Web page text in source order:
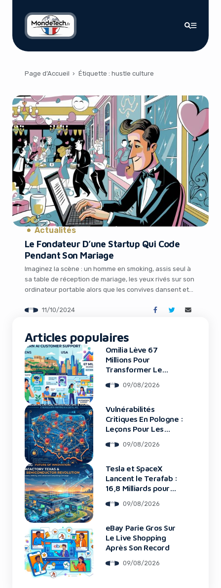
Page d’Accueil › Étiquette : hustle culture
Actualités
Le Fondateur D’une Startup Qui Code
Pendant Son Mariage
Imaginez la scène : un homme en smoking, assis seul à
sa table de réception de mariage, les yeux rivés sur son
ordinateur portable alors que les convives dansent et
un invité antisocial ou un DJ en pause – c’est le marié
11/10/2024
Articles populaires
Omilia Lève 67
Millions Pour
Transformer Le
09/08/2026
Vulnérabilités
Critiques En Pologne :
Leçons Pour Les
09/08/2026
Tesla et SpaceX
Lancent le Terafab :
16,8 Milliards pour
Révolutionnaire
09/08/2026
eBay Parie Gros Sur
Le Live Shopping
Après Son Record
09/08/2026
using an ad-blocker!
Yes, I will turn off Ad-Blocker
No Thanks